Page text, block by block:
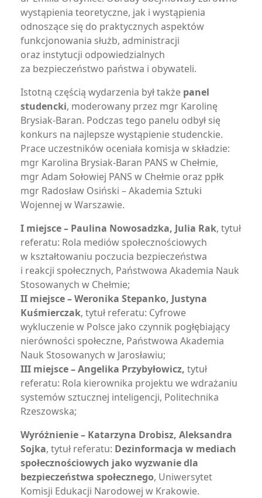
wystąpienia teoretyczne, jak i wystąpienia
odnoszące się do praktycznych aspektów
funkcjonowania służb, administracji
oraz instytucji odpowiedzialnych
za bezpieczeństwo państwa i obywateli.
Istotną częścią wydarzenia był także panel
studencki, moderowany przez mgr Karolinę
Brysiak-Baran. Podczas tego panelu odbył się
konkurs na najlepsze wystąpienie studenckie.
Prace uczestników oceniała komisja w składzie:
mgr Karolina Brysiak-Baran PANS w Chełmie,
mgr Adam Sołowiej PANS w Chełmie oraz ppłk
mgr Radosław Osiński – Akademia Sztuki
Wojennej w Warszawie.
I miejsce – Paulina Nowosadzka, Julia Rak, tytuł
referatu: Rola mediów społecznościowych
w kształtowaniu poczucia bezpieczeństwa
i reakcji społecznych, Państwowa Akademia Nauk
Stosowanych w Chełmie;
II miejsce – Weronika Stepanko, Justyna
Kuśmierczak, tytuł referatu: Cyfrowe
wykluczenie w Polsce jako czynnik pogłębiający
nierówności społeczne, Państwowa Akademia
Nauk Stosowanych w Jarosławiu;
III miejsce – Angelika Przybyłowicz, tytuł
referatu: Rola kierownika projektu we wdrażaniu
systemów sztucznej inteligencji, Politechnika
Rzeszowska;
Wyróżnienie – Katarzyna Drobisz, Aleksandra
Sojka, tytuł referatu: Dezinformacja w mediach
społecznościowych jako wyzwanie dla
bezpieczeństwa społecznego, Uniwersytet
Komisji Edukacji Narodowej w Krakowie.